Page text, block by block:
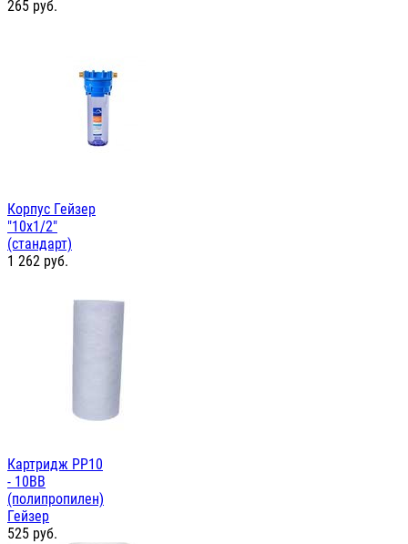
265 руб.
Корпус Гейзер
"10х1/2"
(стандарт)
1 262 руб.
Картридж PP10
- 10ВВ
(полипропилен)
Гейзер
525 руб.